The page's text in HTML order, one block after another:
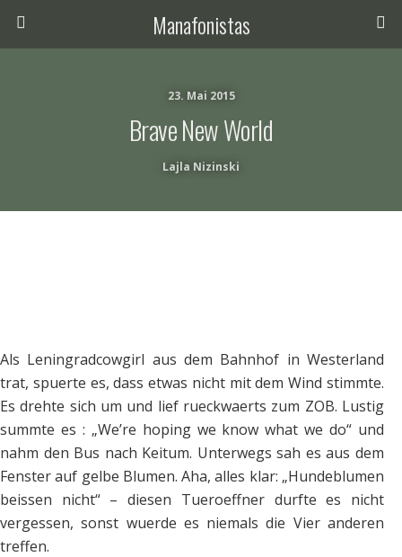
Manafonistas
23. Mai 2015
Brave New World
Lajla Nizinski
Als Leningradcowgirl aus dem Bahnhof in Westerland
trat, spuerte es, dass etwas nicht mit dem Wind stimmte.
Es drehte sich um und lief rueckwaerts zum ZOB. Lustig
summte es : „We’re hoping we know what we do“ und
nahm den Bus nach Keitum. Unterwegs sah es aus dem
Fenster auf gelbe Blumen. Aha, alles klar: „Hundeblumen
beissen nicht“ – diesen Tueroeffner durfte es nicht
vergessen, sonst wuerde es niemals die Vier anderen
treffen.